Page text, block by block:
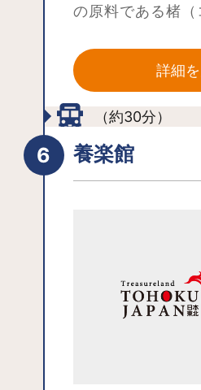
の原料である楮（
は、雪国ならで
製法で真っ白な
す。
詳細
（約30分）
養楽館